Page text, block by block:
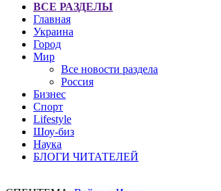
ВСЕ РАЗДЕЛЫ
Главная
Украина
Город
Мир
Все новости раздела
Россия
Бизнес
Спорт
Lifestyle
Шоу-биз
Наука
БЛОГИ ЧИТАТЕЛЕЙ